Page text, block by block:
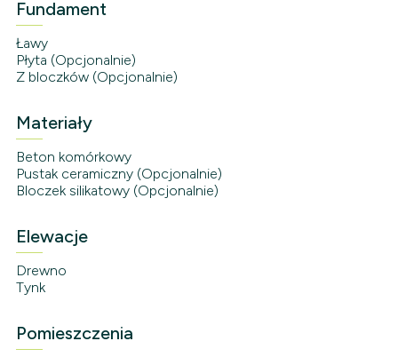
Fundament
Ławy
Płyta (Opcjonalnie)
Z bloczków (Opcjonalnie)
Materiały
Beton komórkowy
Pustak ceramiczny (Opcjonalnie)
Bloczek silikatowy (Opcjonalnie)
Elewacje
Drewno
Tynk
Pomieszczenia